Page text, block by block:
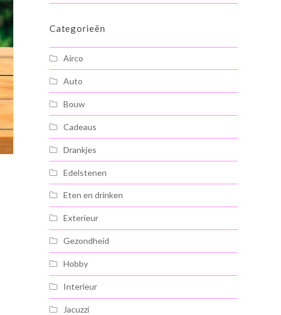
Categorieën
Airco
Auto
Bouw
Cadeaus
Drankjes
Edelstenen
Eten en drinken
Exterieur
Gezondheid
Hobby
Interieur
Jacuzzi